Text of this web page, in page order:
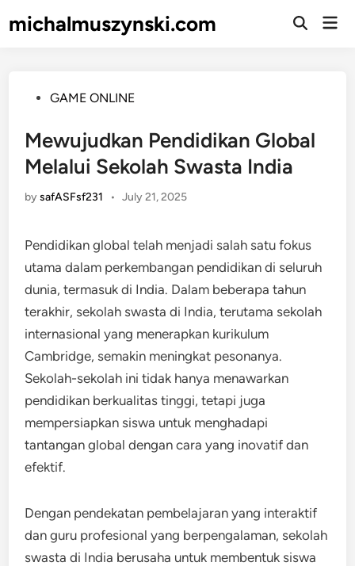
tomichalmuszynski.com
Open
PostedGAME ONLINE
Mewujudkan Pendidikan Global
Melalui Sekolah Swasta India
bysafASFsf231 • July 21, 2025
Pendidikan global telah menjadi salah satu fokus
utama dalam perkembangan pendidikan di seluruh
dunia, termasuk di India. Dalam beberapa tahun
terakhir, sekolah swasta di India, terutama sekolah
internasional yang menerapkan kurikulum
Cambridge, semakin meningkat pesonanya.
Sekolah-sekolah ini tidak hanya menawarkan
pendidikan berkualitas tinggi, tetapi juga
mempersiapkan siswa untuk menghadapi
tantangan global dengan cara yang inovatif dan
efektif.
Dengan pendekatan pembelajaran yang interaktif
dan guru profesional yang berpengalaman, sekolah
swasta di India berusaha untuk membentuk siswa